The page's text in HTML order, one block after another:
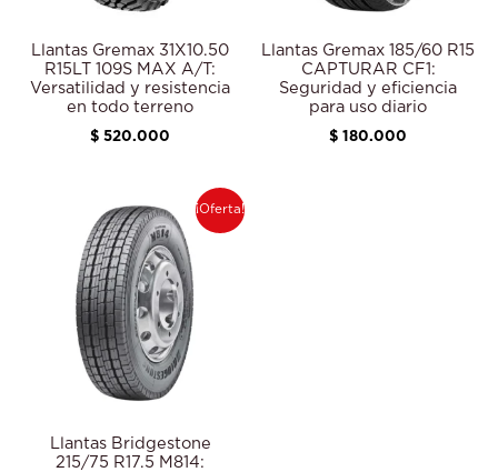
Llantas Gremax 31X10.50
R15LT 109S MAX A/T:
Versatilidad y resistencia
en todo terreno
$ 520.000
Llantas Gremax 185/60 R15
CAPTURAR CF1:
Seguridad y eficiencia
para uso diario
$ 180.000
¡Oferta!
Llantas Bridgestone
215/75 R17.5 M814:
El
precio
original
era:
$ 1.000.000.
El
precio